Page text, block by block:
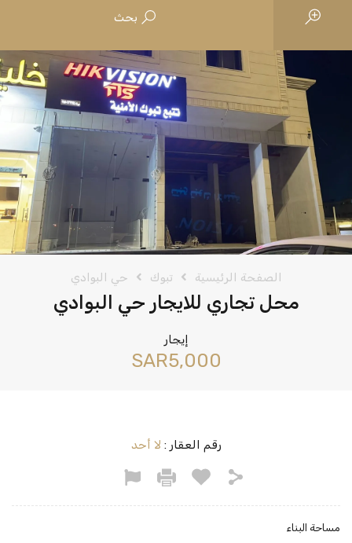
بحث
الصفحة الرئيسية تبوك حي البوادي
محل تجاري للايجار حي البوادي
إيجار
‪SAR5,000
رقم العقار : لا أحد
مساحة البناء